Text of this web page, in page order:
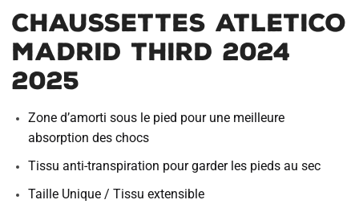
Chaussettes Atletico
Madrid Third 2024
2025
Zone d’amorti sous le pied pour une meilleure
absorption des chocs
Tissu anti-transpiration pour garder les pieds au sec
Taille Unique / Tissu extensible